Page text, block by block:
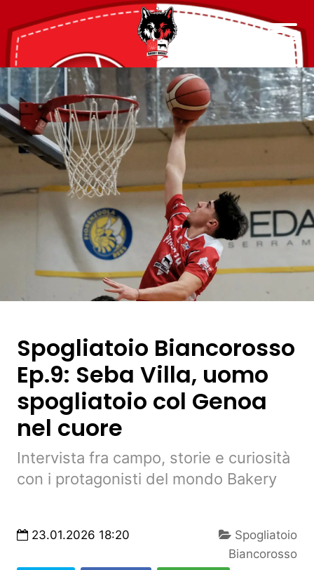
Spogliatoio Biancorosso
Ep.9: Seba Villa, uomo
spogliatoio col Genoa
nel cuore
Intervista fra campo, storie e curiosità
con i protagonisti del mondo Bakery
23.01.2026 18:20
Spogliatoio
Biancorosso